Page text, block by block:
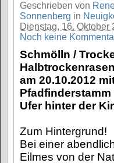
Geschrieben von
Sonnenberg in
Dienstag, 16. Oktober
Noch keine
Schmölln /
am 20.10.2012
Ufer hinter der
Zum Hintergrund!
Bei einer
Eilmes von der